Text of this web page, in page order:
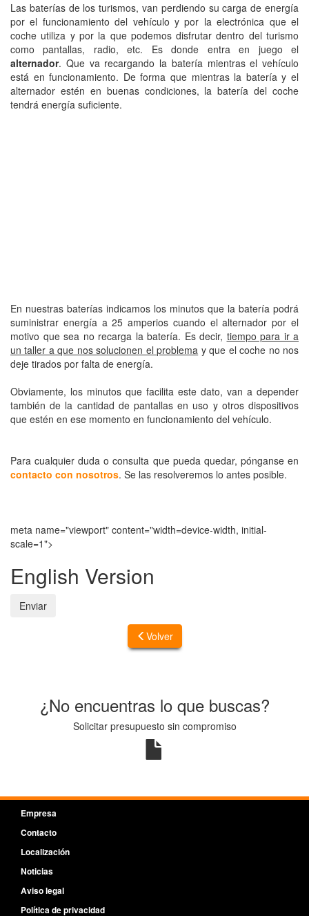
Las baterías de los turismos, van perdiendo su carga de energía
por el funcionamiento del vehículo y por la electrónica que el
coche utiliza y por la que podemos disfrutar dentro del turismo
como pantallas, radio, etc. Es donde entra en juego el
alternador. Que va recargando la batería mientras el vehículo
está en funcionamiento. De forma que mientras la batería y el
alternador estén en buenas condiciones, la batería del coche
tendrá energía suficiente.
En nuestras baterías indicamos los minutos que la batería podrá
suministrar energía a 25 amperios cuando el alternador por el
motivo que sea no recarga la batería. Es decir, tiempo para ir a
un taller a que nos solucionen el problema y que el coche no nos
deje tirados por falta de energía.
Obviamente, los minutos que facilita este dato, van a depender
también de la cantidad de pantallas en uso y otros dispositivos
que estén en ese momento en funcionamiento del vehículo.
Para cualquier duda o consulta que pueda quedar, pónganse en
contacto con nosotros. Se las resolveremos lo antes posible.
meta name="viewport" content="width=device-width, initial-
scale=1">
English Version
Enviar
Volver
¿No encuentras lo que buscas?
Solicitar presupuesto sin compromiso
Empresa
Contacto
Localización
Noticias
Aviso legal
Política de privacidad